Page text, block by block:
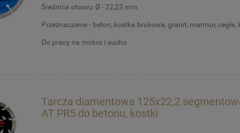
Średnica otworu Ø - 22,23 mm
Przeznaczenie - beton, kostka brukowa, granit, marmur, cegła,
Do pracy na mokro i sucho
Tarcza diamentowa 125x22,2
AT PR5 do betonu, kostki